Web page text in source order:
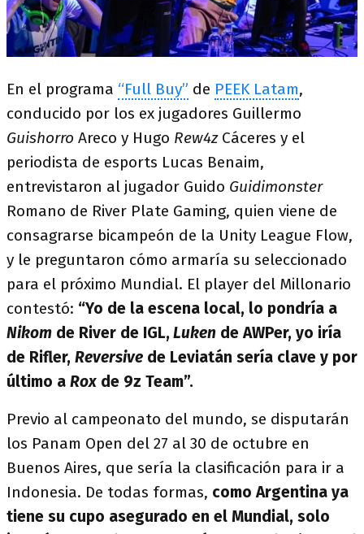
En el programa “Full Buy” de PEEK Latam,
conducido por los ex jugadores Guillermo
Guishorro Areco y Hugo Rew4z Cáceres y el
periodista de esports Lucas Benaim,
entrevistaron al jugador Guido Guidimonster
Romano de River Plate Gaming, quien viene de
consagrarse bicampeón de la Unity League Flow,
y le preguntaron cómo armaría su seleccionado
para el próximo Mundial. El player del Millonario
contestó: “Yo de la escena local, lo pondría a
Nikom de River de IGL, Luken de AWPer, yo iría
de Rifler, Reversive de Leviatán sería clave y por
último a Rox de 9z Team”.
Previo al campeonato del mundo, se disputarán
los Panam Open del 27 al 30 de octubre en
Buenos Aires, que sería la clasificación para ir a
Indonesia. De todas formas, como Argentina ya
tiene su cupo asegurado en el Mundial, solo